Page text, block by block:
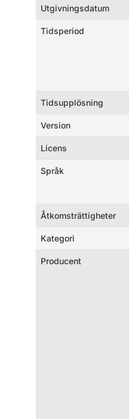
Utgivningsdatum
Tidsperiod
Tidsupplösning
Version
Licens
Språk
Åtkomsträttigheter
Kategori
Producent